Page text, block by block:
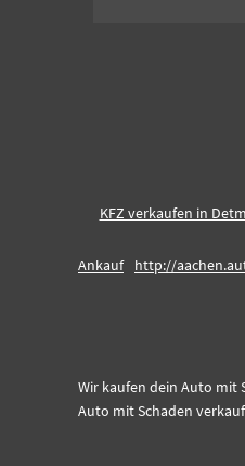
KFZ verkaufen in
Ankauf
http://
Wir kaufen dein Auto mit
Auto mit Schaden